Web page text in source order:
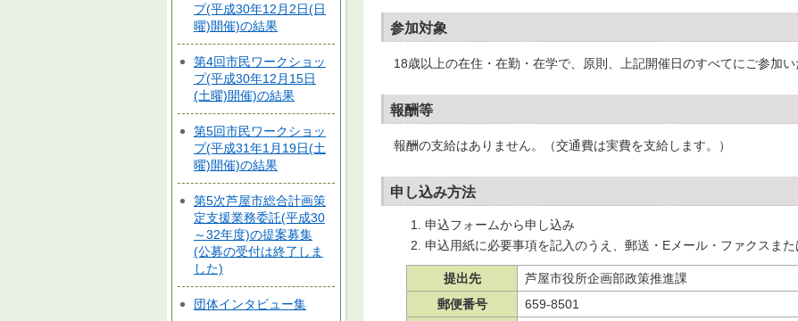
プ(平成30年12月2日(日
曜)開催)の結果
第4回市民ワークショッ
プ(平成30年12月15日
(土曜)開催)の結果
第5回市民ワークショッ
プ(平成31年1月19日(土
曜)開催)の結果
第5次芦屋市総合計画策
定支援業務委託(平成30
～32年度)の提案募集
(公募の受付は終了しま
した)
団体インタビュー集
参加対象
18歳以上の在住・在勤・在学で、原則、上記開催日のすべてにご参加い
報酬等
報酬の支給はありません。（交通費は実費を支給します。）
申し込み方法
申込フォームから申し込み
申込用紙に必要事項を記入のうえ、郵送・Eメール・ファクスま
提出先
芦屋市役所企画部政策推進課
郵便番号
659-8501